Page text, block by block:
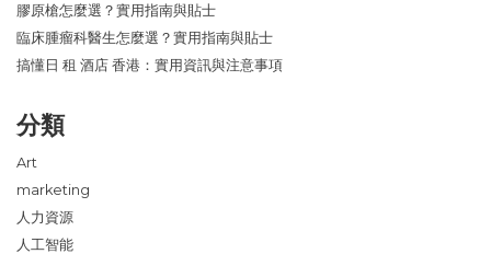
膠原槍怎麼選？實用指南與貼士
臨床腫瘤科醫生怎麼選？實用指南與貼士
搞懂日 租 酒店 香港：實用資訊與注意事項
分類
Art
marketing
人力資源
人工智能